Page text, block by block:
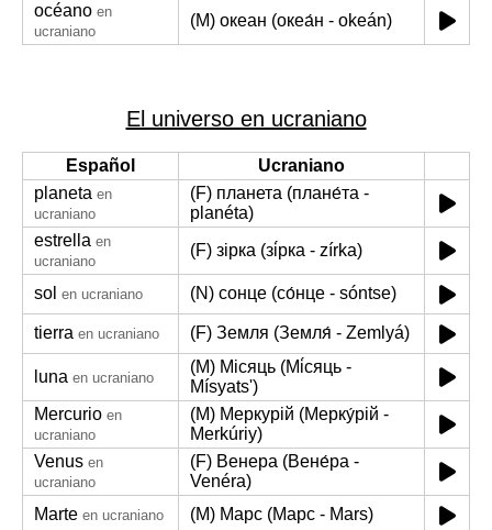
océano en
ucraniano
(M) океан (океа́н - okeán)
El universo en ucraniano
Español
Ucraniano
planeta en
ucraniano
(F) планета (плане́та -
planéta)
estrella en
ucraniano
(F) зірка (зі́рка - zírka)
sol en ucraniano (N) сонце (со́нце - sóntse)
tierra en ucraniano (F) Земля (Земля́ - Zemlyá)
luna en ucraniano
(M) Місяць (Мі́сяць -
Mísyatsʹ)
Mercurio en
ucraniano
(M) Меркурій (Мерку́рій -
Merkúriy)
Venus en
ucraniano
(F) Венера (Вене́ра -
Venéra)
Marte en ucraniano
(M) Марс (Марс - Mars)